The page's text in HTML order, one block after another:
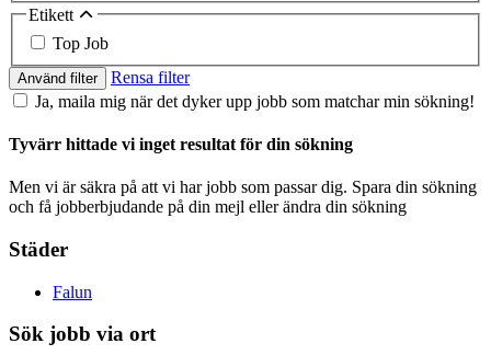
Etikett
Top Job
Använd filter
Rensa filter
Ja, maila mig när det dyker upp jobb som matchar min sökning!
Tyvärr hittade vi inget resultat för din sökning
Men vi är säkra på att vi har jobb som passar dig. Spara din sökning
och få jobberbjudande på din mejl eller ändra din sökning
Städer
Falun
Sök jobb via ort